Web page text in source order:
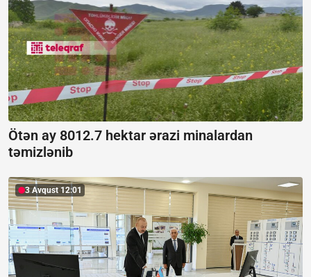
Ötən ay 8012.7 hektar ərazi minalardan
təmizlənib
3 Avqust 12:01